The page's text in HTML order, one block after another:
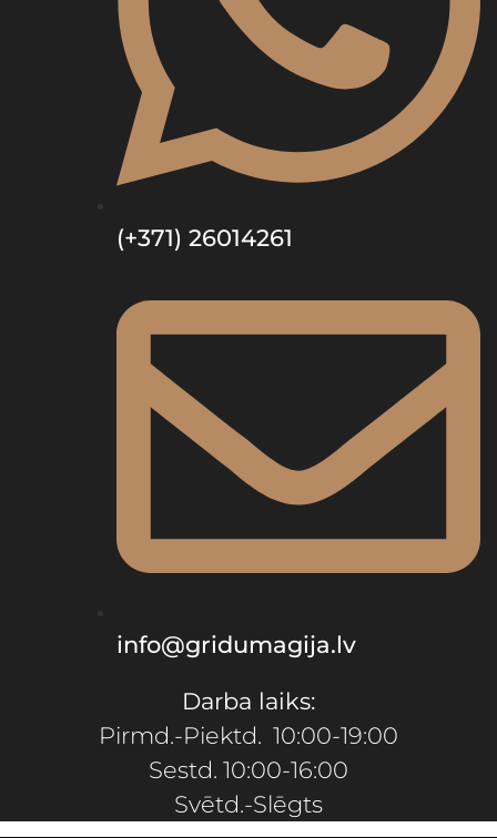
(+371) 26014261
info@gridumagija.lv
Darba laiks:
Pirmd.-Piektd. 10:00-19:00
Sestd. 10:00-16:00
Svētd.-Slēgts